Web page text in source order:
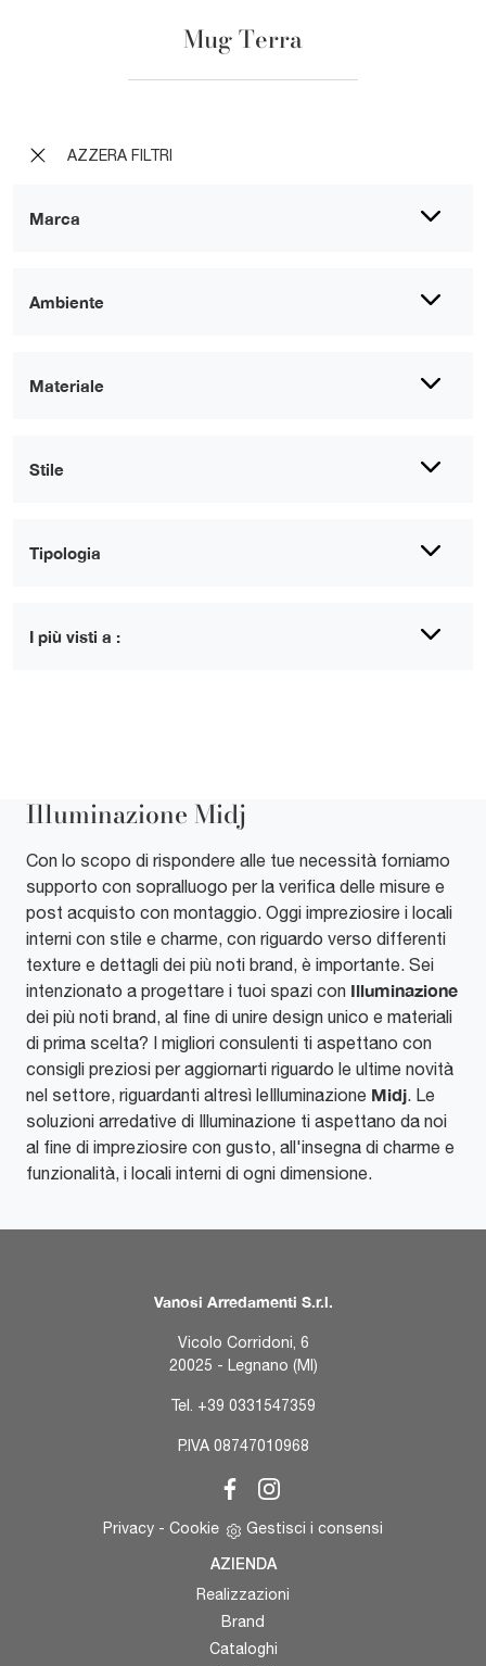
AZZERA FILTRI
Marca
Ambiente
Materiale
Stile
Tipologia
I più visti a :
Mug Terra
Illuminazione Midj
Con lo scopo di rispondere alle tue necessità forniamo
supporto con sopralluogo per la verifica delle misure e
post acquisto con montaggio. Oggi impreziosire i locali
interni con stile e charme, con riguardo verso differenti
texture e dettagli dei più noti brand, è importante. Sei
intenzionato a progettare i tuoi spazi con Illuminazione
dei più noti brand, al fine di unire design unico e materiali
di prima scelta? I migliori consulenti ti aspettano con
consigli preziosi per aggiornarti riguardo le ultime novità
nel settore, riguardanti altresì leIlluminazione Midj. Le
soluzioni arredative di Illuminazione ti aspettano da noi
al fine di impreziosire con gusto, all'insegna di charme e
funzionalità, i locali interni di ogni dimensione.
Vanosi Arredamenti S.r.l.
Vicolo Corridoni, 6
20025 - Legnano (MI)
Tel. +39 0331547359
P.IVA 08747010968
Privacy - Cookie Gestisci i consensi
AZIENDA
Realizzazioni
Brand
Cataloghi